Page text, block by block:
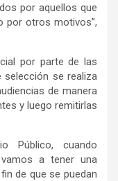
por aquellos que
por otros motivos”,
por parte de las
selección se realiza
de manera
y luego remitirlas
Público, cuando
a tener una
de que se puedan